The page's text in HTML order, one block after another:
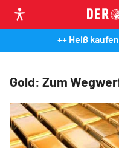
++ Heiß
Gold: Zum